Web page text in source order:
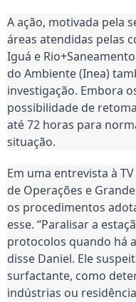
A ação, motivada pela
áreas atendidas pelas
Iguá e
do Ambiente (Inea)
investigação. Embora
possibilidade de
até 72 horas para
situação.
Em uma entrevista à
de Operações e
os procedimentos
esse. “Paralisar a
protocolos quando há
disse Daniel. Ele
surfactante, como
indústrias ou